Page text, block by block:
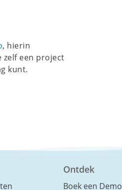
, hierin
zelf een project
kunt.
Ontdek
Boek een Demo